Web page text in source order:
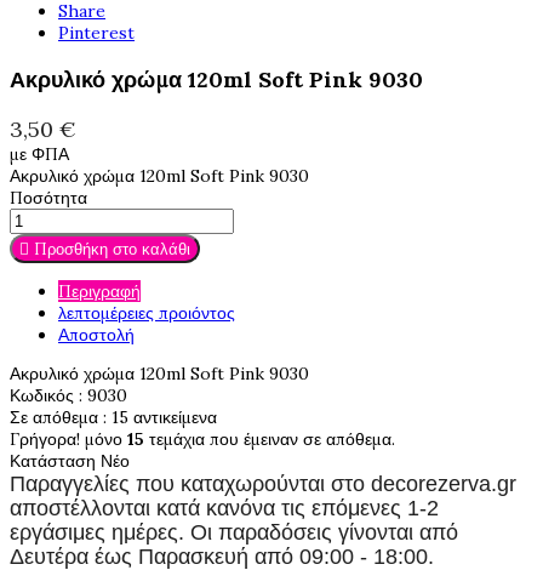
Share
Pinterest
Ακρυλικό χρώμα 120ml Soft Pink 9030
3,50 €
με ΦΠΑ
Ακρυλικό χρώμα 120ml Soft Pink 9030
Ποσότητα
 Προσθήκη στο καλάθι
Περιγραφή
λεπτομέρειες προιόντος
Αποστολή
Ακρυλικό χρώμα 120ml Soft Pink 9030
Κωδικός : 9030
Σε απόθεμα : 15 αντικείμενα
Γρήγορα! μόνο 15 τεμάχια που έμειναν σε απόθεμα.
Κατάσταση Νέο
Παραγγελίες που καταχωρούνται στο decorezerva.gr
αποστέλλονται κατά κανόνα τις επόμενες 1-2
εργάσιμες ημέρες. Οι παραδόσεις γίνονται από
Δευτέρα έως Παρασκευή από 09:00 - 18:00.